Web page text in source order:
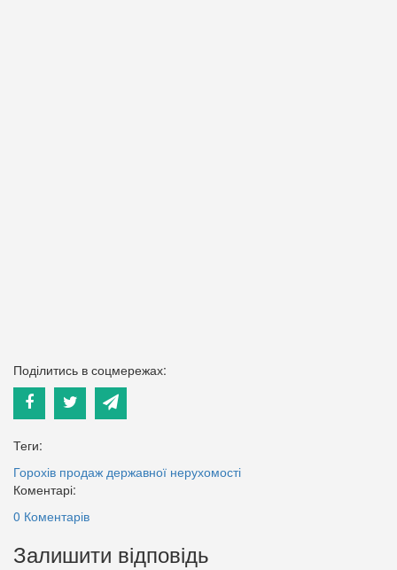
Поділитись в соцмережах:
Теги:
Горохів продаж державної нерухомості
Коментарі:
0 Коментарів
Залишити відповідь